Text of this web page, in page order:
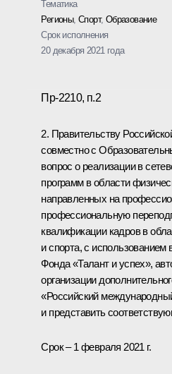
Тематика
Регионы,Спорт, Образование
Срок исполнения
20 декабря 2021 года
Пр-2210, п.2
2. Правительству
совместно с
вопрос о реализации в
программ в области
направленных на
профессиональную
квалификации кадров в
и спорта, с
Фонда «Талант и успех»,
организации
«Российский
и представить
Срок – 1 февраля 2021 г.